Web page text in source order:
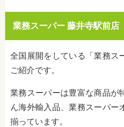
業務スーパー 藤井寺駅前店
全国展開をしている「業務ス
ご紹介です。
業務スーパーは豊富な商品が
ん海外輸入品、業務スーパー
揃っています。